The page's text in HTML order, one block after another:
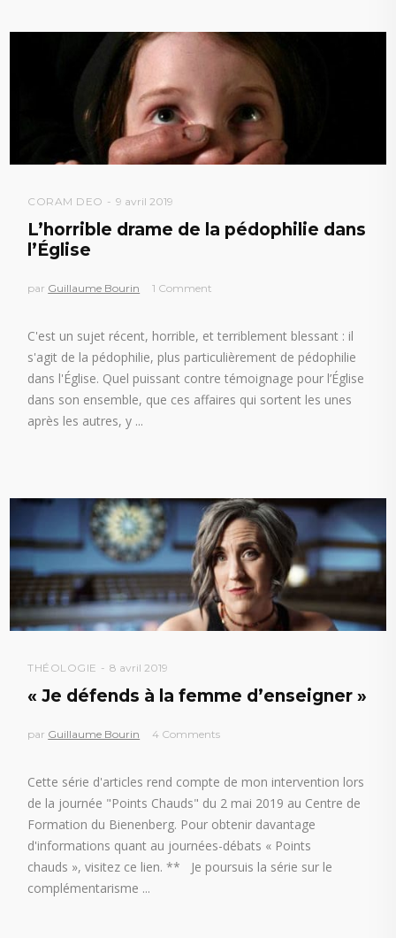
CORAM DEO 9 avril 2019
L’horrible drame de la pédophilie dans
l’Église
par Guillaume Bourin 1 Comment
C'est un sujet récent, horrible, et terriblement blessant : il
s'agit de la pédophilie, plus particulièrement de pédophilie
dans l'Église. Quel puissant contre témoignage pour l’Église
dans son ensemble, que ces affaires qui sortent les unes
après les autres, y
THÉOLOGIE 8 avril 2019
« Je défends à la femme d’enseigner »
par Guillaume Bourin 4 Comments
Cette série d'articles rend compte de mon intervention lors
de la journée "Points Chauds" du 2 mai 2019 au Centre de
Formation du Bienenberg. Pour obtenir davantage
d'informations quant au journées-débats « Points
chauds », visitez ce lien. ** Je poursuis la série sur le
complémentarisme